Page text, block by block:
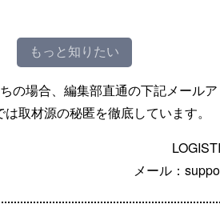
もっと知りたい
の場合、編集部直通の下記メール
取材源の秘匿を徹底しています。
メール：